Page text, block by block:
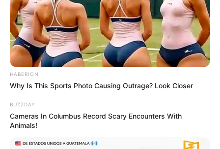
A Rihanna Museum Is Probably Opening Soon
HABERION
Why Is This Sports Photo Causing Outrage? Look Closer
BUZZDAY
Cameras In Columbus Record Scary Encounters With
Animals!